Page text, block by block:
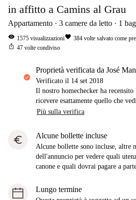
in affitto a Camins al Grau
Appartamento 3 camere da letto 1
visibility 1575 visualizzazionifavorite 384 volte salvato come
ios_share 47 volte condiviso
proprietà verificata da José
Verificato il 14 set 2018
Il nostro homechecker ha recensito
ricevere esattamente quello che
Più sulla verifica
euro Alcune bollette incluse
Alcune bollette sono incluse, altre
dell'annuncio per vedere quali
canone e quali dovrai pagare a
Lungo termine